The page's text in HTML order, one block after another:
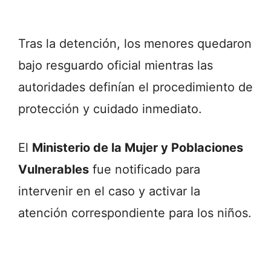
Tras la detención, los menores quedaron
bajo resguardo oficial mientras las
autoridades definían el procedimiento de
protección y cuidado inmediato.
El Ministerio de la Mujer y Poblaciones
Vulnerables fue notificado para
intervenir en el caso y activar la
atención correspondiente para los niños.